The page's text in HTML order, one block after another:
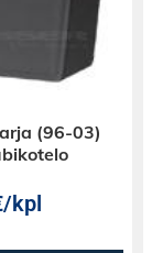
(96-03)
/kpl